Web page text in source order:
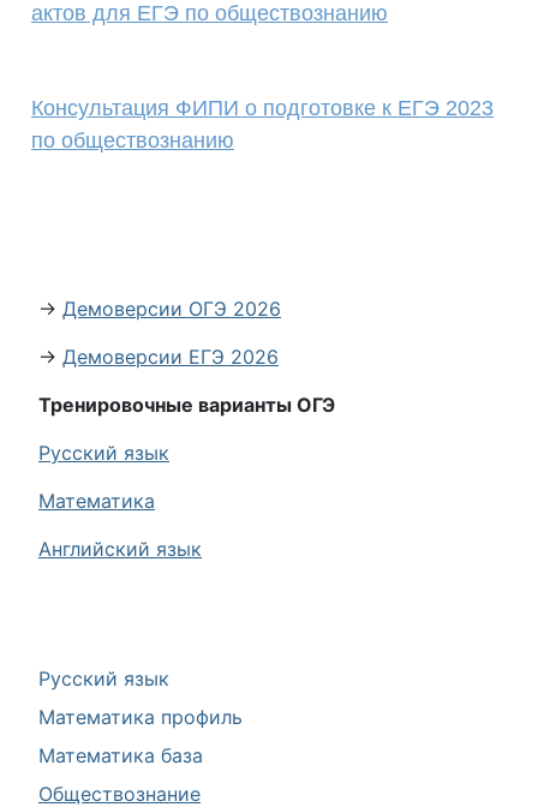
Русский язык
Математика профиль
Математика база
Обществознание
актов для ЕГЭ по обществознанию
Консультация ФИПИ о подготовке к ЕГЭ 2023
по обществознанию
→ Демоверсии ОГЭ 2026
→ Демоверсии ЕГЭ 2026
Тренировочные варианты ОГЭ
Русский язык
Математика
Английский язык